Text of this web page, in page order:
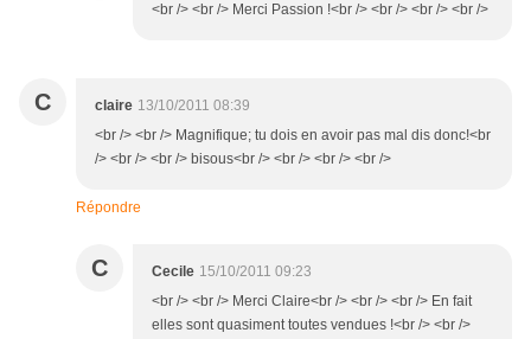
<br /> <br /> Merci Passion !<br /> <br /> <br /> <br />
C claire 13/10/2011 08:39
<br /> <br /> Magnifique; tu dois en avoir pas mal dis donc!<br
/> <br /> <br /> bisous<br /> <br /> <br /> <br />
Répondre
C Cecile 15/10/2011 09:23
<br /> <br /> Merci Claire<br /> <br /> <br /> En fait
elles sont quasiment toutes vendues !<br /> <br />